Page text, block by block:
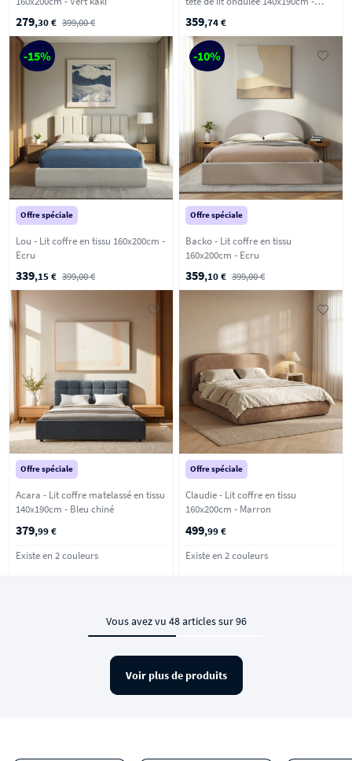
279,30 € 399,00 €
Beige
359,74 €
-15%
Offre spéciale
Lou - Lit coffre en tissu 160x200cm -
Ecru
339,15 € 399,00 €
-10%
Offre spéciale
Backo - Lit coffre en tissu
160x200cm - Ecru
359,10 € 399,00 €
Offre spéciale
Acara - Lit coffre matelassé en tissu
140x190cm - Bleu chiné
379,99 €
Existe en 2 couleurs
Offre spéciale
Claudie - Lit coffre en tissu
160x200cm - Marron
499,99 €
Existe en 2 couleurs
Vous avez vu 48 articles sur 96
Voir plus de produits